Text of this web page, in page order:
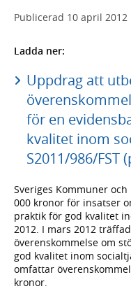
Publicerad 10 april 2012
Ladda ner:
Uppdrag att
för en
kvalitet inom
S2011/986/FST
Sveriges Kommuner
000 kronor för insatser
praktik för god kvalitet
2012. I mars 2012
överenskommelse om
god kvalitet inom
omfattar
kronor.